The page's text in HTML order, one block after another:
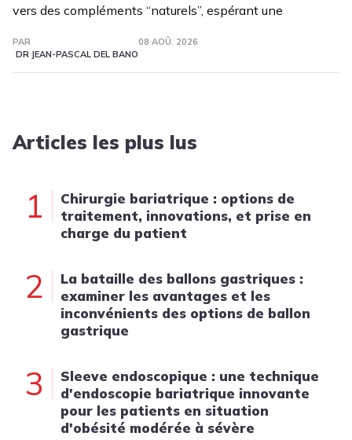
vers des compléments “naturels”, espérant une
PAR
DR JEAN-PASCAL DEL BANO
08 AOÛ. 2026
Articles les plus lus
1
Chirurgie bariatrique : options de
traitement, innovations, et prise en
charge du patient
2
La bataille des ballons gastriques :
examiner les avantages et les
inconvénients des options de ballon
gastrique
3
Sleeve endoscopique : une technique
d'endoscopie bariatrique innovante
pour les patients en situation
d'obésité modérée à sévère